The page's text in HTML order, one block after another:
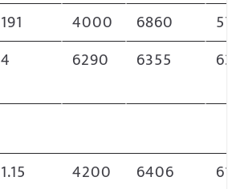
191 4000 6860
4 6290 6355
1.15 4200 6406